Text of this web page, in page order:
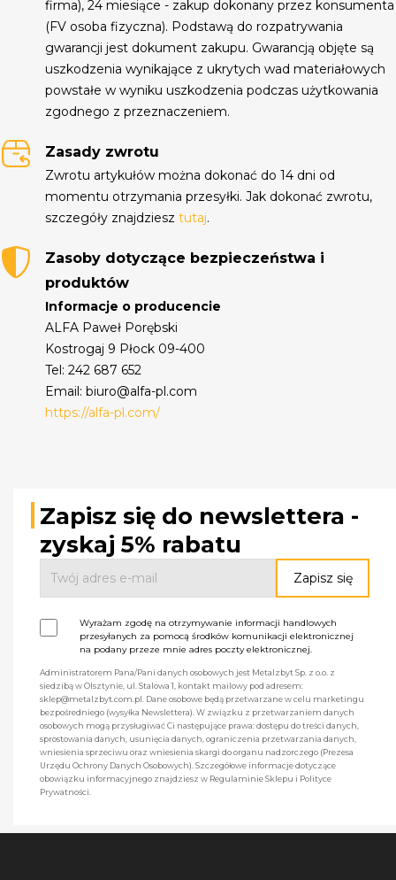
firma), 24 miesiące - zakup dokonany przez konsumenta
(FV osoba fizyczna). Podstawą do rozpatrywania
gwarancji jest dokument zakupu. Gwarancją objęte są
uszkodzenia wynikające z ukrytych wad materiałowych
powstałe w wyniku uszkodzenia podczas użytkowania
zgodnego z przeznaczeniem.
Zasady zwrotu
Zwrotu artykułów można dokonać do 14 dni od
momentu otrzymania przesyłki. Jak dokonać zwrotu,
szczegóły znajdziesztutaj.
Zasoby dotyczące bezpieczeństwa i
produktów
Informacje o producencie
ALFA Paweł Porębski
Kostrogaj 9 Płock 09-400
Tel: 242 687 652
Email: biuro@alfa-pl.com
https://alfa-pl.com/
Zapisz się do newslettera -
zyskaj 5% rabatu
Wyrażam zgodę na otrzymywanie informacji handlowych
przesyłanych za pomocą środków komunikacji elektronicznej
na podany przeze mnie adres poczty elektronicznej.
Administratorem Pana/Pani danych osobowych jest Metalzbyt Sp. z o.o. z
siedzibą w Olsztynie, ul. Stalowa 1, kontakt mailowy pod adresem:
sklep@metalzbyt.com.pl. Dane osobowe będą przetwarzane w celu marketingu
bezpośredniego (wysyłka Newslettera). W związku z przetwarzaniem danych
osobowych mogą przysługiwać Ci następujące prawa: dostępu do treści danych,
sprostowania danych, usunięcia danych, ograniczenia przetwarzania danych,
wniesienia sprzeciwu oraz wniesienia skargi do organu nadzorczego (Prezesa
Urzędu Ochrony Danych Osobowych). Szczegółowe informacje dotyczące
obowiązku informacyjnego znajdziesz w Regulaminie Sklepu i Polityce
Prywatności.